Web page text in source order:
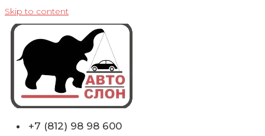
Skip to content
+7 (812) 98 98 600